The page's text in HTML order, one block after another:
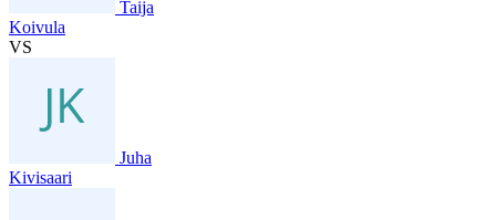
Taija
Koivula
VS
Juha
Kivisaari